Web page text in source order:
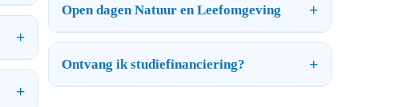
Open dagen Natuur en Leefomgeving
Ontvang ik studiefinanciering?